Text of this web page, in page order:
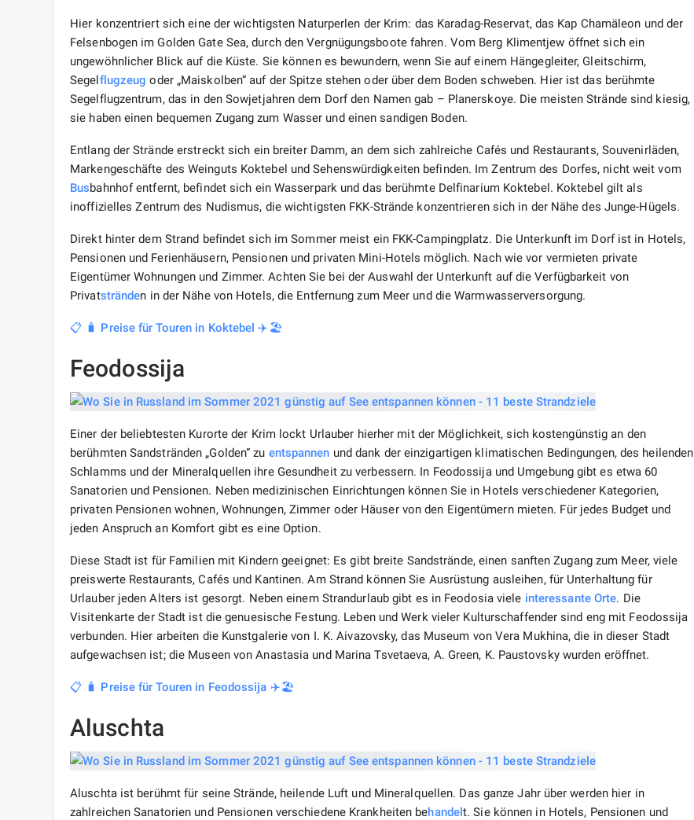
Hier konzentriert sich eine der wichtigsten Naturperlen der Krim: das Karadag-Reservat, das Kap Chamäleon und der
Felsenbogen im Golden Gate Sea, durch den Vergnügungsboote fahren. Vom Berg Klimentjew öffnet sich ein
ungewöhnlicher Blick auf die Küste. Sie können es bewundern, wenn Sie auf einem Hängegleiter, Gleitschirm,
Segel flugzeug oder „Maiskolben“ auf der Spitze stehen oder über dem Boden schweben. Hier ist das berühmte
Segelflugzentrum, das in den Sowjetjahren dem Dorf den Namen gab – Planerskoye. Die meisten Strände sind kiesig,
sie haben einen bequemen Zugang zum Wasser und einen sandigen Boden.
Entlang der Strände erstreckt sich ein breiter Damm, an dem sich zahlreiche Cafés und Restaurants, Souvenirläden,
Markengeschäfte des Weinguts Koktebel und Sehenswürdigkeiten befinden. Im Zentrum des Dorfes, nicht weit vom
Busbahnhof entfernt, befindet sich ein Wasserpark und das berühmte Delfinarium Koktebel. Koktebel gilt als
inoffizielles Zentrum des Nudismus, die wichtigsten FKK-Strände konzentrieren sich in der Nähe des Junge-Hügels.
Direkt hinter dem Strand befindet sich im Sommer meist ein FKK-Campingplatz. Die Unterkunft im Dorf ist in Hotels,
Pensionen und Ferienhäusern, Pensionen und privaten Mini-Hotels möglich. Nach wie vor vermieten private
Eigentümer Wohnungen und Zimmer. Achten Sie bei der Auswahl der Unterkunft auf die Verfügbarkeit von
Privatstränden in der Nähe von Hotels, die Entfernung zum Meer und die Warmwasserversorgung.
📋 🧳 Preise für Touren in Koktebel ✈️🏖️
Feodossija
Einer der beliebtesten Kurorte der Krim lockt Urlauber hierher mit der Möglichkeit, sich kostengünstig an den
berühmten Sandstränden „Golden“ zu entspannen und dank der einzigartigen klimatischen Bedingungen, des heilenden
Schlamms und der Mineralquellen ihre Gesundheit zu verbessern. In Feodossija und Umgebung gibt es etwa 60
Sanatorien und Pensionen. Neben medizinischen Einrichtungen können Sie in Hotels verschiedener Kategorien,
privaten Pensionen wohnen, Wohnungen, Zimmer oder Häuser von den Eigentümern mieten. Für jedes Budget und
jeden Anspruch an Komfort gibt es eine Option.
Diese Stadt ist für Familien mit Kindern geeignet: Es gibt breite Sandstrände, einen sanften Zugang zum Meer, viele
preiswerte Restaurants, Cafés und Kantinen. Am Strand können Sie Ausrüstung ausleihen, für Unterhaltung für
Urlauber jeden Alters ist gesorgt. Neben einem Strandurlaub gibt es in Feodosia viele interessante Orte. Die
Visitenkarte der Stadt ist die genuesische Festung. Leben und Werk vieler Kulturschaffender sind eng mit Feodossija
verbunden. Hier arbeiten die Kunstgalerie von I. K. Aivazovsky, das Museum von Vera Mukhina, die in dieser Stadt
aufgewachsen ist; die Museen von Anastasia und Marina Tsvetaeva, A. Green, K. Paustovsky wurden eröffnet.
📋 🧳 Preise für Touren in Feodossija ✈️🏖️
Aluschta
Aluschta ist berühmt für seine Strände, heilende Luft und Mineralquellen. Das ganze Jahr über werden hier in
zahlreichen Sanatorien und Pensionen verschiedene Krankheiten behandelt. Sie können in Hotels, Pensionen und